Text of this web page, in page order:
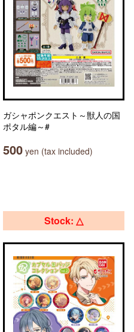
ガシャポンクエスト～獣人の国
ポタル編～#
500 yen (tax included)
Stock: △